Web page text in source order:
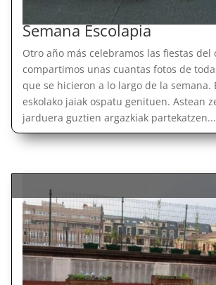
Semana Escolapia
Otro año más celebramos las fiestas del
compartimos unas cuantas fotos de
que se hicieron a lo largo de la semana.
eskolako jaiak ospatu genituen. Astean
jarduera guztien argazkiak partekatzen...